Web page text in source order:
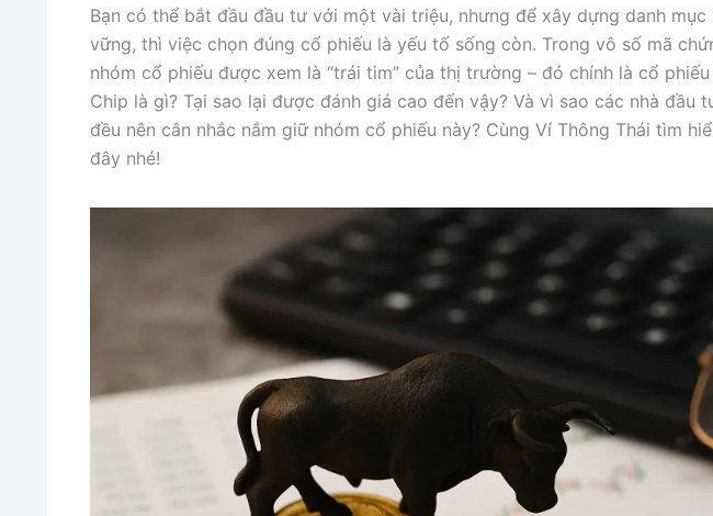
Bạn có thể bắt đầu đầu tư với một vài triệu, nhưng để xây dựng danh
vững, thì việc chọn đúng cổ phiếu là yếu tố sống còn. Trong vô số mã
nhóm cổ phiếu được xem là “trái tim” của thị trường – đó chính là cổ
Chip là gì? Tại sao lại được đánh giá cao đến vậy? Và vì sao các nhà đầu
đều nên cân nhắc nắm giữ nhóm cổ phiếu này? Cùng Ví Thông Thái tìm
đây nhé!